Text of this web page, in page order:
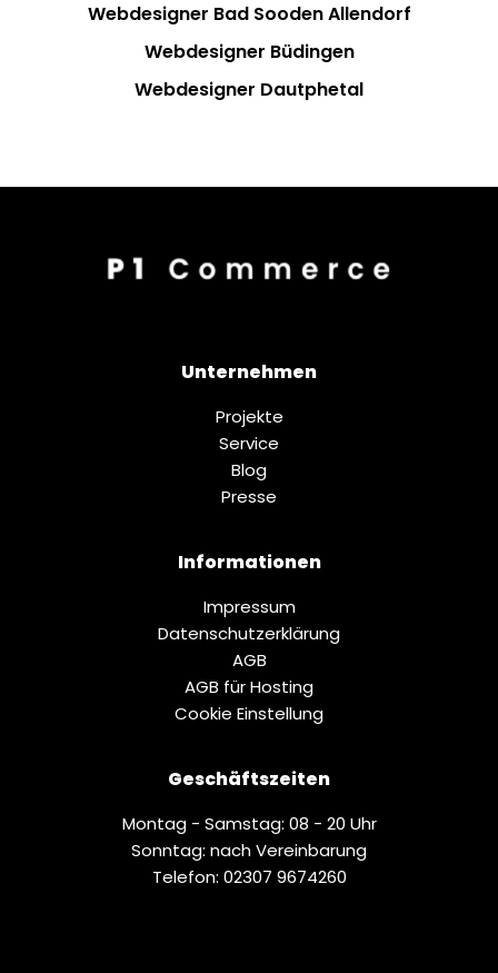
Webdesigner Bad Sooden Allendorf
Webdesigner Büdingen
Webdesigner Dautphetal
Unternehmen
Projekte
Service
Blog
Presse
Informationen
Impressum
Datenschutz­erklärung
AGB
AGB für Hosting
Cookie Einstellung
Geschäftszeiten
Montag - Samstag: 08 - 20 Uhr
Sonntag: nach Vereinbarung
Telefon: 02307 9674260